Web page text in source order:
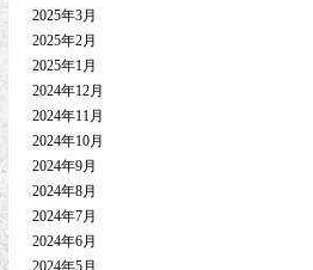
2025年3月
2025年2月
2025年1月
2024年12月
2024年11月
2024年10月
2024年9月
2024年8月
2024年7月
2024年6月
2024年5月